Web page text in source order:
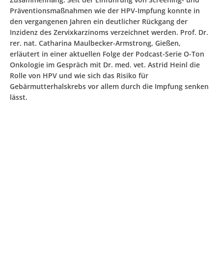
Präventionsmaßnahmen wie der HPV-Impfung konnte in
den vergangenen Jahren ein deutlicher Rückgang der
Inzidenz des Zervixkarzinoms verzeichnet werden. Prof. Dr.
rer. nat. Catharina Maulbecker-Armstrong, Gießen,
erläutert in einer aktuellen Folge der Podcast-Serie O-Ton
Onkologie im Gespräch mit Dr. med. vet. Astrid Heinl die
Rolle von HPV und wie sich das Risiko für
Gebärmutterhalskrebs vor allem durch die Impfung senken
lässt.